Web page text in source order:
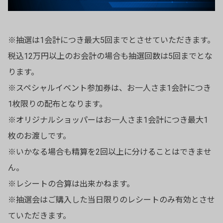
※抽選は1会計につき最大5回までとさせていただきます。
税込12万円以上のお会計の場合も抽選回数は5回までとな
ります。
※スペシャルイベント参加券は、お一人さま1会計につき
1枚限りの配布となります。
※オリジナルショッパーはお一人さま1会計につき最大1
枚のお渡しです。
※いかなる場合も精算を2回以上に分けることはできませ
ん。
※レシートの合算は出来かねます。
※抽選会はご購入した当日限りのレシートのみ有効とさせ
ていただきます。